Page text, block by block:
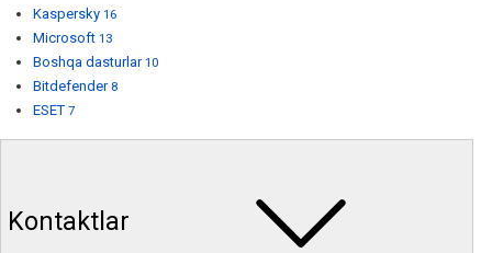
Kaspersky 16
Microsoft 13
Boshqa dasturlar 10
Bitdefender 8
ESET 7
Kontaktlar